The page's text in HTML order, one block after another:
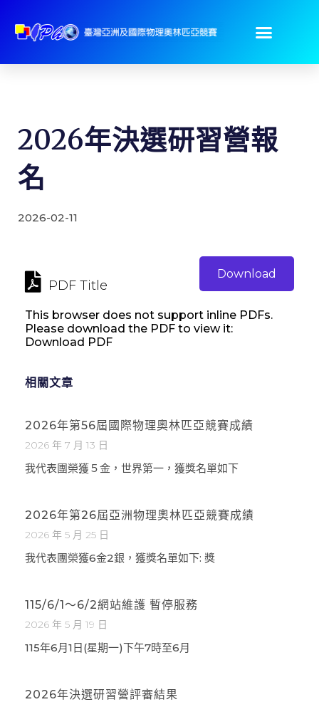
2026年決選研習營報
名
2026-02-11
PDF Title
Download
This browser does not support inline PDFs.
Please download the PDF to view it:
Download PDF
相關文章
2026年第56屆國際物理奧林匹亞競賽成績
2026 年 7 月 13 日
我代表團榮獲５金，世界第一，獲獎名單如下
2026年第26屆亞洲物理奧林匹亞競賽成績
2026 年 5 月 25 日
我代表團榮獲6金2銀，獲獎名單如下: 獎
115/6/1～6/2網站維護 暫停服務
2026 年 5 月 19 日
115年6月1日(星期一)下午7時至6月
2026年決選研習營評審結果